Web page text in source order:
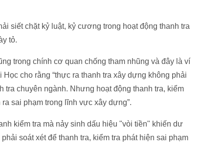
siết chặt kỷ luật, kỷ cương trong hoạt động thanh tra
tỏ.
trong chính cơ quan chống tham nhũng và đây là ví
cho rằng “thực ra thanh tra xây dựng không phải
chuyên ngành. Nhưng hoạt động thanh tra, kiểm
sai phạm trong lĩnh vực xây dựng”.
kiểm tra mà nảy sinh dấu hiệu "vòi tiền" khiến dư
soát xét để thanh tra, kiểm tra phát hiện sai phạm